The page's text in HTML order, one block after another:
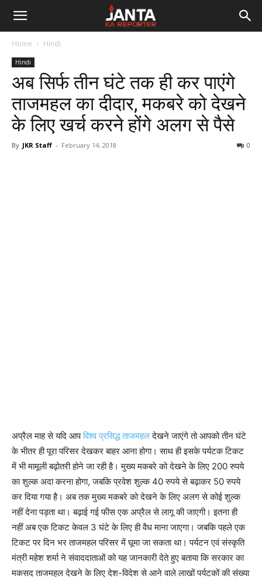
Janta
Reporter
Home Hindi
Hindi
अब सिर्फ तीन घंटे तक ही कर पाएंगे
ताजमहल का दीदार, मकबरे को देखने
के लिए खर्च करने होंगे अलग से पैसे
By JKR Staff - February 14, 2018 0
अप्रैल माह से यदि आपविश्व प्रसिद्ध ताजमहलदेखने जाएंगे तो आपको तीन घंटे
के भीतर ही पूरा परिसर देखकर बाहर आना होगा। साथ ही इसके पर्यटक टिकट
में भी मामूली बढ़ोतरी होने जा रही है। मुख्य मकबरे को देखने के लिए 200 रुपये
का शुल्क अदा करना होगा, जबकि प्रवेश शुल्क 40 रुपये से बढ़ाकर 50 रुपये
कर दिया गया है। अब तक मुख्य मकबरे को देखने के लिए अलग से कोई शुल्क
नहीं देना पड़ता था। बढ़ाई गई फीस एक अप्रैल से लागू की जाएगी। इतना ही
नहीं अब एक टिकट केवल 3 घंटे के लिए ही वैध माना जाएगा। जबकि पहले एक
टिकट पर दिन भर ताजमहल परिसर में घूमा जा सकता था। पर्यटन एवं संस्कृति
मंत्री महेश शर्मा ने संवाददाताओं को यह जानकारी देते हुए बताया कि सरकार का
मकसद ताजमहल देखने के लिए देश-विदेश से आने वाले लाखों पर्यटकों की संख्या